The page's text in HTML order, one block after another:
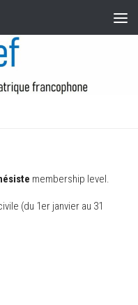
membership level.
(du 1er janvier au 31